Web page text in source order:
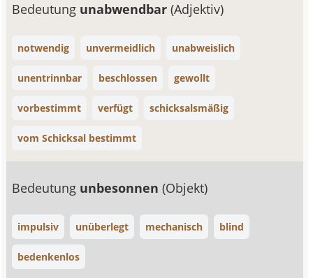
Bedeutung unabwendbar(Adjektiv)
notwendig unvermeidlich unabweislich
unentrinnbar beschlossen gewollt
vorbestimmt verfügt schicksalsmäßig
vom Schicksal bestimmt
Bedeutung unbesonnen(Objekt)
impulsiv unüberlegt mechanisch blind
bedenkenlos